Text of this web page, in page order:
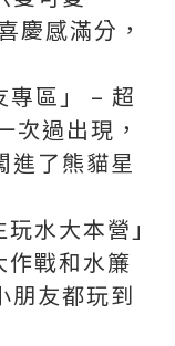
感滿分，
區」 – 超
次過出現，
進了熊貓星
水大本營」
作戰和水簾
朋友都玩到